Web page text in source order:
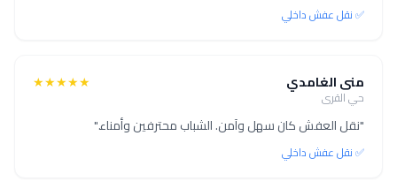
✅ نقل عفش داخلي
منى الغامدي
حي القرى
★★★★★
"نقل العفش كان سهل وآمن. الشباب محترفين وأمناء."
✅ نقل عفش داخلي